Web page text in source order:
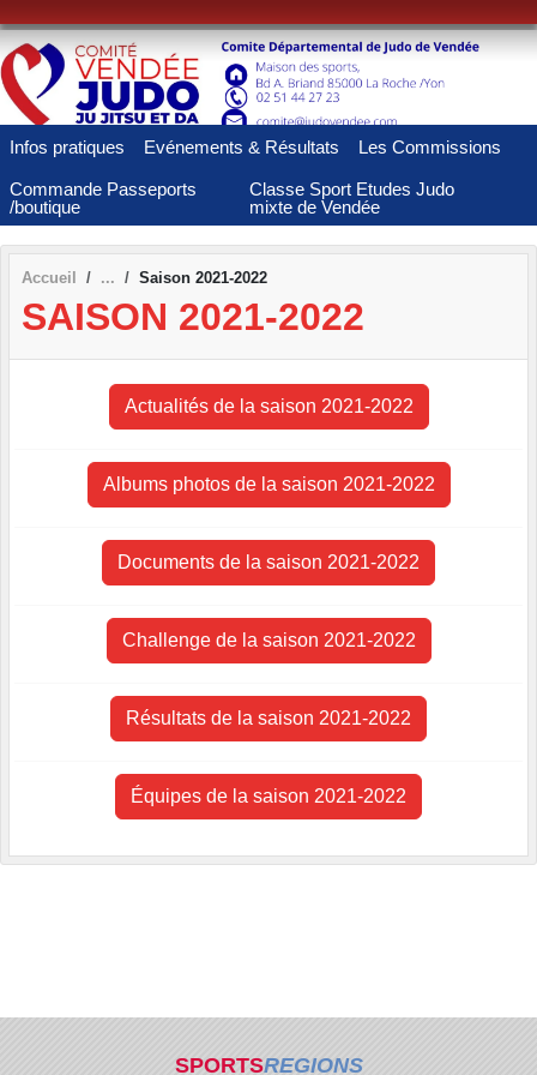
Infos pratiques Evénements & Résultats Les Commissions
Commande Passeports
/boutique
Classe Sport Etudes Judo
mixte de Vendée
Accueil Saison 2021-2022
SAISON 2021-2022
Actualités de la saison 2021-2022
Albums photos de la saison 2021-2022
Documents de la saison 2021-2022
Challenge de la saison 2021-2022
Résultats de la saison 2021-2022
Équipes de la saison 2021-2022
SPORTSREGIONS